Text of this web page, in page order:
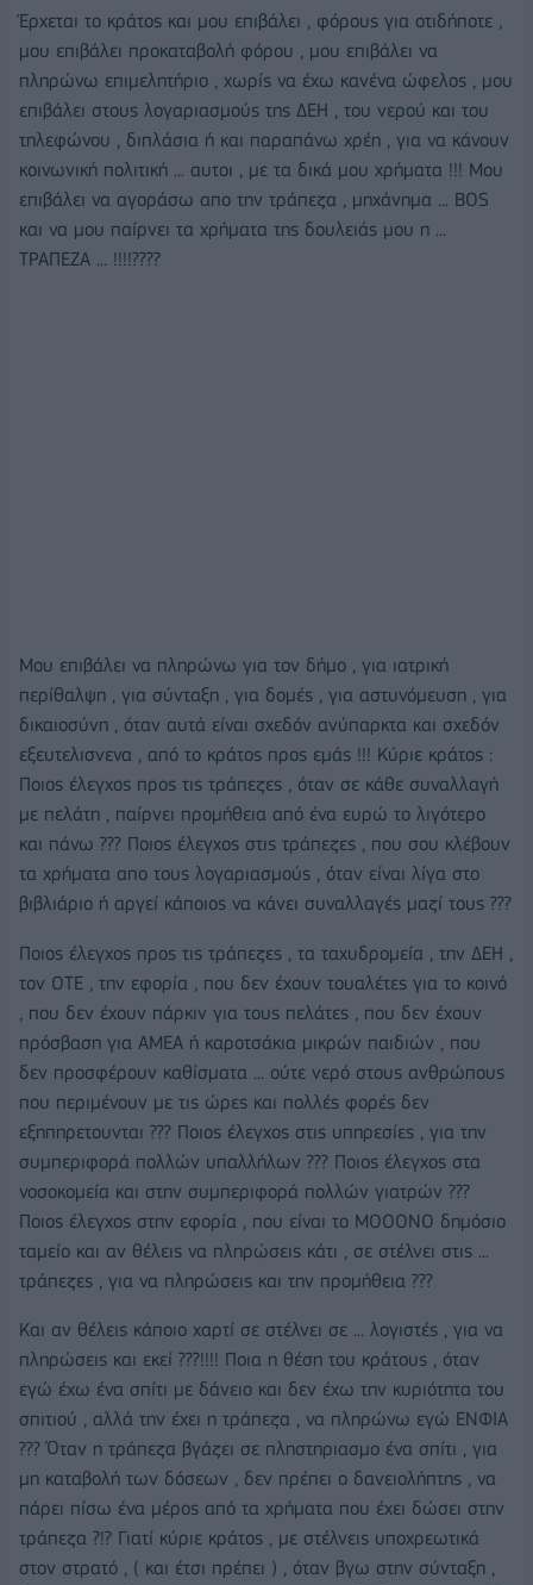
Έρχεται το κράτος και μου επιβάλει , φόρους για οτιδήποτε ,
μου επιβάλει προκαταβολή φόρου , μου επιβάλει να
πληρώνω επιμελητήριο , χωρίς να έχω κανένα ώφελος , μου
επιβάλει στους λογαριασμούς της ΔΕΗ , του νερού και του
τηλεφώνου , διπλάσια ή και παραπάνω χρέη , για να κάνουν
κοινωνική πολιτική ... αυτοι , με τα δικά μου χρήματα !!! Μου
επιβάλει να αγοράσω απο την τράπεζα , μηχάνημα ... ΒΟS
και να μου παίρνει τα χρήματα της δουλειάς μου η ...
ΤΡΑΠΕΖΑ ... !!!!????
Μου επιβάλει να πληρώνω για τον δήμο , για ιατρική
περίθαλψη , για σύνταξη , για δομές , για αστυνόμευση , για
δικαιοσύνη , όταν αυτά είναι σχεδόν ανύπαρκτα και σχεδόν
εξευτελισνενα , από το κράτος προς εμάς !!! Κύριε κράτος :
Ποιος έλεγχος προς τις τράπεζες , όταν σε κάθε συναλλαγή
με πελάτη , παίρνει προμήθεια από ένα ευρώ το λιγότερο
και πάνω ??? Ποιος έλεγχος στις τράπεζες , που σου κλέβουν
τα χρήματα απο τους λογαριασμούς , όταν είναι λίγα στο
βιβλιάριο ή αργεί κάποιος να κάνει συναλλαγές μαζί τους ???
Ποιος έλεγχος προς τις τράπεζες , τα ταχυδρομεία , την ΔΕΗ ,
τον ΟΤΕ , την εφορία , που δεν έχουν τουαλέτες για το κοινό
, που δεν έχουν πάρκιν για τους πελάτες , που δεν έχουν
πρόσβαση για ΑΜΕΑ ή καροτσάκια μικρών παιδιών , που
δεν προσφέρουν καθίσματα ... ούτε νερό στους ανθρώπους
που περιμένουν με τις ώρες και πολλές φορές δεν
εξηπηρετουνται ??? Ποιος έλεγχος στις υπηρεσίες , για την
συμπεριφορά πολλών υπαλλήλων ??? Ποιος έλεγχος στα
νοσοκομεία και στην συμπεριφορά πολλών γιατρών ???
Ποιος έλεγχος στην εφορία , που είναι το ΜΟΟΟΝΟ δημόσιο
ταμείο και αν θέλεις να πληρώσεις κάτι , σε στέλνει στις ...
τράπεζες , για να πληρώσεις και την προμήθεια ???
Και αν θέλεις κάποιο χαρτί σε στέλνει σε ... λογιστές , για να
πληρώσεις και εκεί ???!!!! Ποια η θέση του κράτους , όταν
εγώ έχω ένα σπίτι με δάνειο και δεν έχω την κυριότητα του
σπιτιού , αλλά την έχει η τράπεζα , να πληρώνω εγώ ΕΝΦΙΑ
??? Όταν η τράπεζα βγάζει σε πληστηριασμο ένα σπίτι , για
μη καταβολή των δόσεων , δεν πρέπει ο δανειολήπτης , να
πάρει πίσω ένα μέρος από τα χρήματα που έχει δώσει στην
τράπεζα ?!? Γιατί κύριε κράτος , με στέλνεις υποχρεωτικά
στον στρατό , ( και έτσι πρέπει ) , όταν βγω στην σύνταξη ,